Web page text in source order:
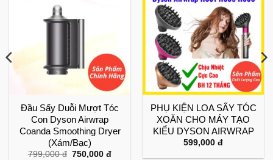
Đầu Sấy Duỗi Mượt Tóc
Con Dyson Airwrap
Coanda Smoothing Dryer
(Xám/Bạc)
799,000đ Giá
750,000đGiá
PHỤ KIỆN LOA SẤY TÓC
XOĂN CHO MÁY TẠO
KIỂU DYSON AIRWRAP
599,000 đ